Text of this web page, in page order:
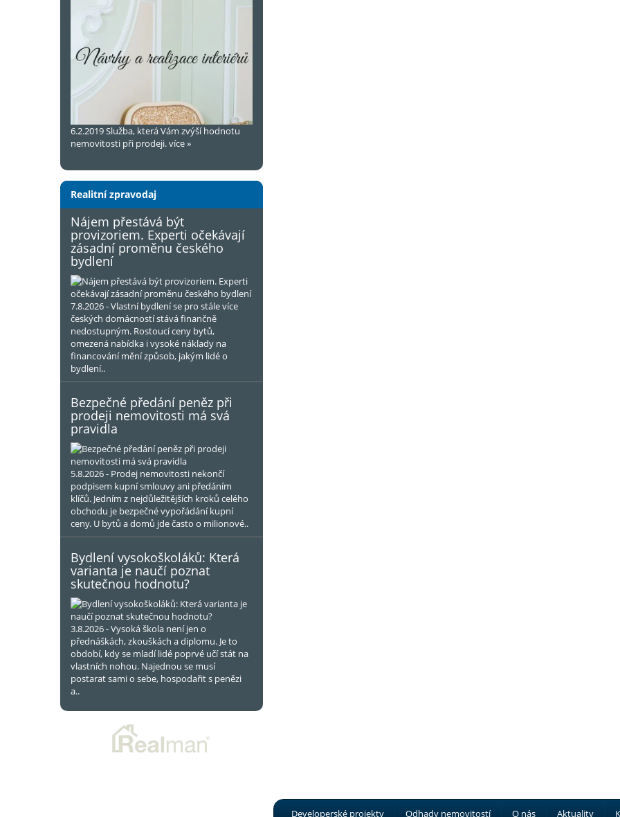
6.2.2019Služba, která Vám zvýší hodnotu
nemovitosti při prodeji.více »
Realitní zpravodaj
Nájem přestává být
provizoriem. Experti očekávají
zásadní proměnu českého
bydlení
7.8.2026 - Vlastní bydlení se pro stále více
českých domácností stává finančně
nedostupným. Rostoucí ceny bytů,
omezená nabídka i vysoké náklady na
financování mění způsob, jakým lidé o
bydlení..
Bezpečné předání peněz při
prodeji nemovitosti má svá
pravidla
5.8.2026 - Prodej nemovitosti nekončí
podpisem kupní smlouvy ani předáním
klíčů. Jedním z nejdůležitějších kroků celého
obchodu je bezpečné vypořádání kupní
ceny. U bytů a domů jde často o milionové..
Bydlení vysokoškoláků: Která
varianta je naučí poznat
skutečnou hodnotu?
3.8.2026 - Vysoká škola není jen o
přednáškách, zkouškách a diplomu. Je to
období, kdy se mladí lidé poprvé učí stát na
vlastních nohou. Najednou se musí
postarat sami o sebe, hospodařit s penězi
a..
Developerské projekty Odhady nemovitostí O nás Aktuality